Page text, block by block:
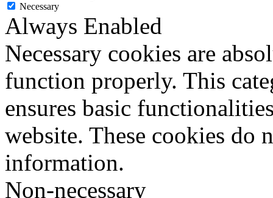
Necessary
Always Enabled
Necessary cookies are
function properly. This
ensures basic
website. These cookies do
information.
Non-necessary